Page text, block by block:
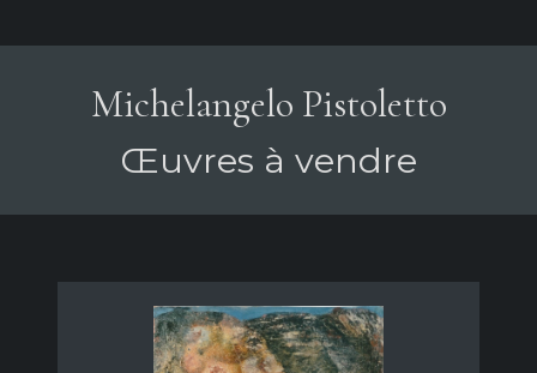
Michelangelo Pistoletto
Œuvres à vendre